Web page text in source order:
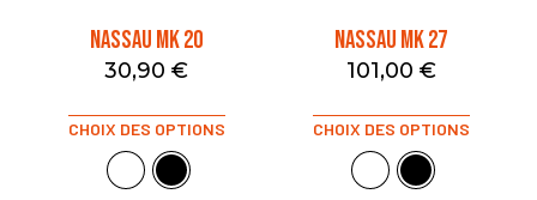
NASSAU MK 20
30,90 €
CHOIX DES OPTIONS
NASSAU MK 27
101,00 €
CHOIX DES OPTIONS